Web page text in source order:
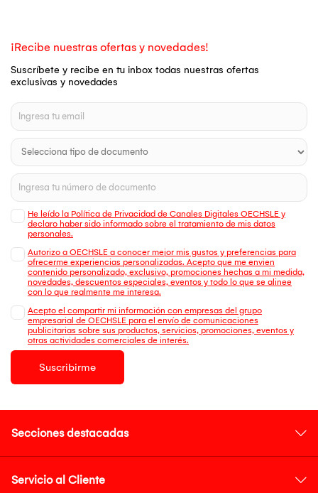
¡Recibe nuestras ofertas y novedades!
Suscríbete y recibe en tu inbox todas nuestras ofertas
exclusivas y novedades
He leído la Política de Privacidad de Canales Digitales OECHSLE y
declaro haber sido informado sobre el tratamiento de mis datos
personales.
Autorizo a OECHSLE a conocer mejor mis gustos y preferencias para
ofrecerme experiencias personalizadas. Acepto que me envien
contenido personalizado, exclusivo, promociones hechas a mi medida,
novedades, descuentos especiales, eventos y todo lo que se alinee
con lo que realmente me interesa.
Acepto el compartir mi información con empresas del grupo
empresarial de OECHSLE para el envío de comunicaciones
publicitarias sobre sus productos, servicios, promociones, eventos y
otras actividades comerciales de interés.
Suscribirme
Secciones destacadas
Servicio al Cliente